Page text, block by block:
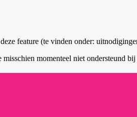
feature (te vinden onder:
momenteel niet ondersteund